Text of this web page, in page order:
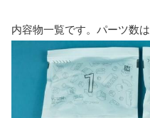
内容物一覧です。パーツ数は